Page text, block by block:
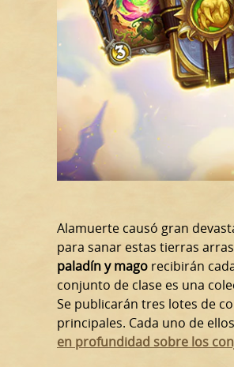
Alamuerte causó gran
para sanar estas tierras
paladín y mago recibirán
conjunto de clase es una
Se publicarán tres lotes de
principales. Cada uno de
en profundidad sobre los